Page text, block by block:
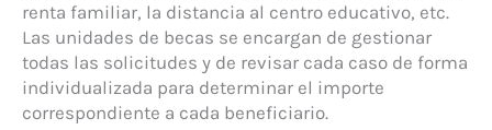
renta familiar, la distancia al centro educativo, etc.
Las unidades de becas se encargan de gestionar
todas las solicitudes y de revisar cada caso de forma
individualizada para determinar el importe
correspondiente a cada beneficiario.